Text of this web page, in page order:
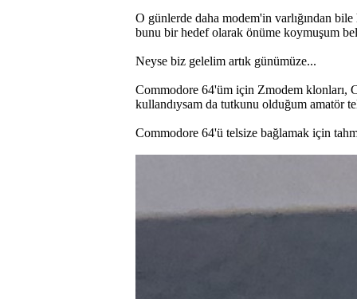
O günlerde daha modem'in varlığından
bunu bir hedef olarak önüme koymuşum
Neyse biz gelelim artık günümüze...
Commodore 64'üm için Zmodem klonları,
kullandıysam da tutkunu olduğum amatör
Commodore 64'ü telsize bağlamak için